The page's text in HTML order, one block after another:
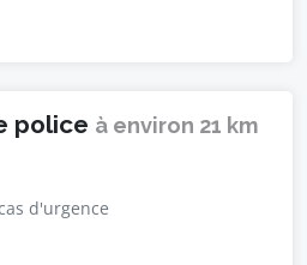
police à environ 21 km
d'urgence